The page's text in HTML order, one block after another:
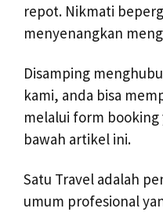
repot. Nikmati
menyenangkan
Disamping
kami, anda bisa
melalui form booking
bawah artikel ini.
Satu Travel adalah
umum profesional